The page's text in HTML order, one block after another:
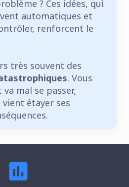
? Ces idées, qui
automatiques et
renforcent le
très souvent des
. Vous
mal se passer,
étayer ses